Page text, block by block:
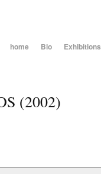
home Bio Exhibitions
(2002)